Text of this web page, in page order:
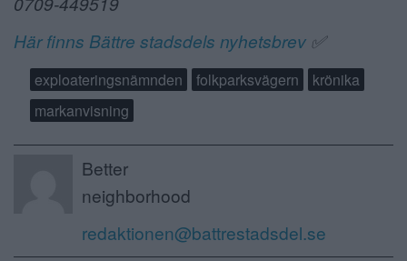
Här finns Bättre stadsdels nyhetsbrev ✅
exploateringsnämnden folkparksvägern
krönika
markanvisning
Better
neighborhood
redaktionen@battrestadsdel.se